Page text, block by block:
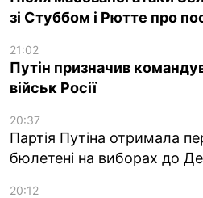
зі Стуббом і Рютте про
21:02
Путін призначив
військ Росії
20:37
Партія Путіна отримала
бюлетені на виборах до
20:12